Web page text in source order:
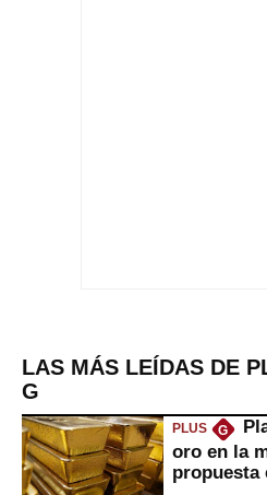
LAS MÁS LEÍDAS DE
G
PLUS G
oro en la
propuesta